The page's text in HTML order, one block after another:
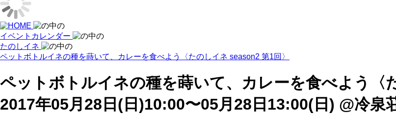
イベントカレンダー
たのしイネ
ペットボトルイネの種を蒔いて、カレーを食べよう〈たのしイネ season2 第1回〉
ペットボトルイネの種を蒔いて、カレーを食べよう〈
2017年05月28日(日)10:00〜05月28日13:00(日) @冷泉